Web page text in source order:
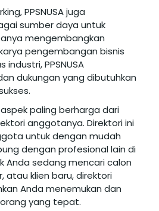
PPSNUSA juga
sumber daya untuk
mengembangkan
pengembangan bisnis
PPSNUSA
dukungan yang dibutuhkan
paling berharga dari
anggotanya. Direktori ini
untuk dengan mudah
dengan profesional lain di
Anda sedang mencari calon
atau klien baru, direktori
Anda menemukan dan
yang tepat.